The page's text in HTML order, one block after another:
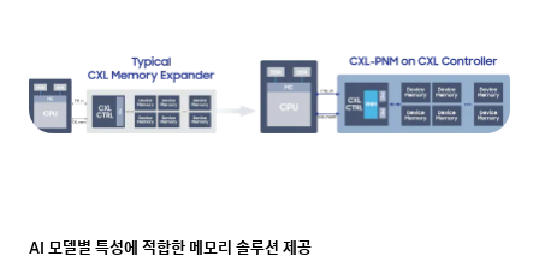
AI 모델별 특성에 적합한 메모리 솔루션 제공